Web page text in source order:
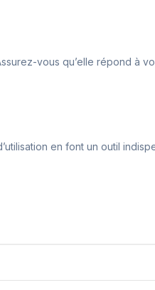
vous qu’elle répond à
en font un outil